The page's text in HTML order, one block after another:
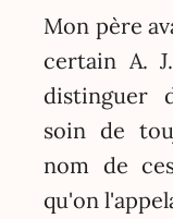
Mon père
certain A.
distinguer
soin de
nom de
qu'on